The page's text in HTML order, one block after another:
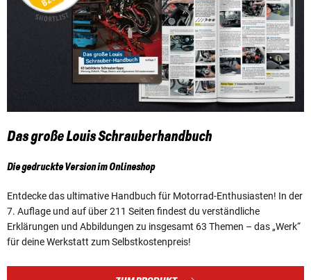
Das große Louis Schrauberhandbuch
Die gedruckte Version im Onlineshop
Entdecke das ultimative Handbuch für Motorrad-Enthusiasten! In der
7. Auflage und auf über 211 Seiten findest du verständliche
Erklärungen und Abbildungen zu insgesamt 63 Themen – das „Werk“
für deine Werkstatt zum Selbstkostenpreis!